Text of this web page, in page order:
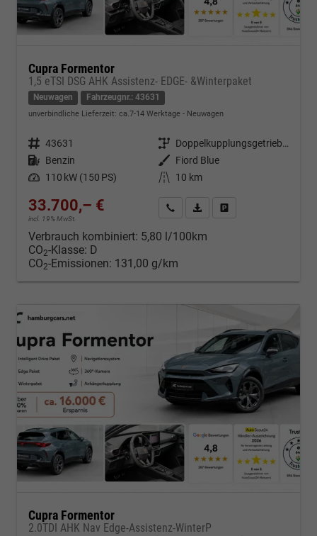
Cupra Formentor
1,5 eTSI DSG AHK Assistenz- EDGE- &Winterpaket
Neuwagen Fahrzeugnr.: 43631
unverbindliche Lieferzeit: ca.7-14 Werktage Neuwagen
Fahrzeugnr. 43631 Getriebe
Doppelkupplungsgetriebe (DSG)
Kraftstoff Benzin Außenfarbe
Fiord Blue
Leistung 110 kW (150 PS) Kilometerstand 10 km
33.700,– €
incl. 19% MwSt.
Kontakt & Angebot anfordern
PDF-Datei, Fahrzeugexposé
Verbrauch kombiniert: 5,80 l/100km
CO2-Klasse: D
CO2-Emissionen: 131,00 g/km
Cupra Formentor
2.0TDI AHK Nav Edge-Assistenz-WinterP